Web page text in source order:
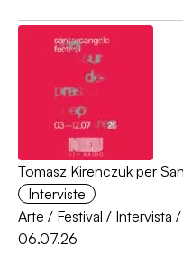
Tomasz Kirenczuk per
Interviste
Arte / Festival / Intervista /
06.07.26